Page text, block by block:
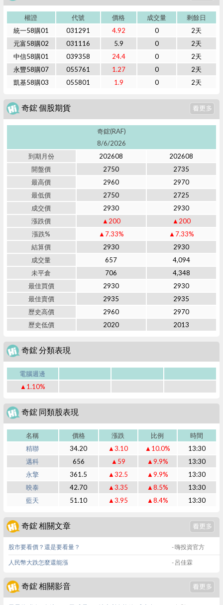
權證 代號 價格 成交量
剩餘日
統一58購01
031291 4.92 0
2天
元富58購02
031116 5.9 0
2天
中信58購01
039358 24.4 0
2天
永豐58購07
055761 1.27 0
2天
凱基58購03
055801 1.9 0 2天
奇鋐 個股期貨
奇鋐(RAF)
8/6/2026
到期月份
202608
202608
開盤價
2750
2735
最高價
2960
2970
最低價
2750
2725
成交價
2930
2930
漲跌價
▲200
▲200
漲跌%
▲7.33%
▲7.33%
結算價
2930
2930
成交量
657
4,094
未平倉
706
4,348
最佳買價
2930
2930
最佳賣價
2935
2935
歷史高價
2960
2970
歷史低價
2020 2013
奇鋐 分類表現
電腦週邊
▲1.10%
奇鋐 同類股表現
名稱 價格 漲跌 比例
時間
精聯
34.20 ▲3.10 ▲10.0%
13:30
邁科
656 ▲59 ▲9.9%
13:30
永擎
361.5 ▲32.5 ▲9.9%
13:30
映泰
42.70 ▲3.35 ▲8.5%
13:30
藍天
51.10 ▲3.95 ▲8.4% 13:30
奇鋐 相關文章
- 嗨投資官方
股市要看價？還是要看量？
- 呂佳霖
人民幣大跌怎麼還能漲
奇鋐 相關影音